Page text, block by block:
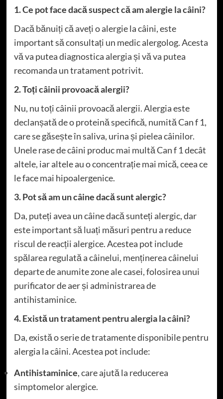
1. Ce pot face dacă suspect că am alergie la câini?
Dacă bănuiți că aveți o alergie la câini, este
important să consultați un medic alergolog. Acesta
vă va putea diagnostica alergia și vă va putea
recomanda un tratament potrivit.
2. Toți câinii provoacă alergii?
Nu, nu toți câinii provoacă alergii. Alergia este
declanșată de o proteină specifică, numită Can f 1,
care se găsește în saliva, urina și pielea câinilor.
Unele rase de câini produc mai multă Can f 1 decât
altele, iar altele au o concentrație mai mică, ceea ce
le face mai hipoalergenice.
3. Pot să am un câine dacă sunt alergic?
Da, puteți avea un câine dacă sunteți alergic, dar
este important să luați măsuri pentru a reduce
riscul de reacții alergice. Acestea pot include
spălarea regulată a câinelui, menținerea câinelui
departe de anumite zone ale casei, folosirea unui
purificator de aer și administrarea de
antihistaminice.
4. Există un tratament pentru alergia la câini?
Da, există o serie de tratamente disponibile pentru
alergia la câini. Acestea pot include:
Antihistaminice, care ajută la reducerea
simptomelor alergice.